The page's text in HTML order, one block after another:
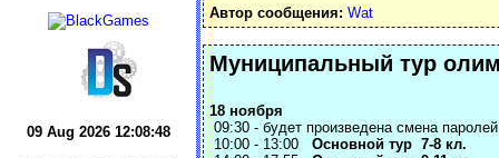
09 Aug 2026 12:08:48
Автор сообщения: Wat
Муниципальный тур
18 ноября
09:30 - будет произведена смена паролей
10:00 - 13:00 Основной тур 7-8 кл.